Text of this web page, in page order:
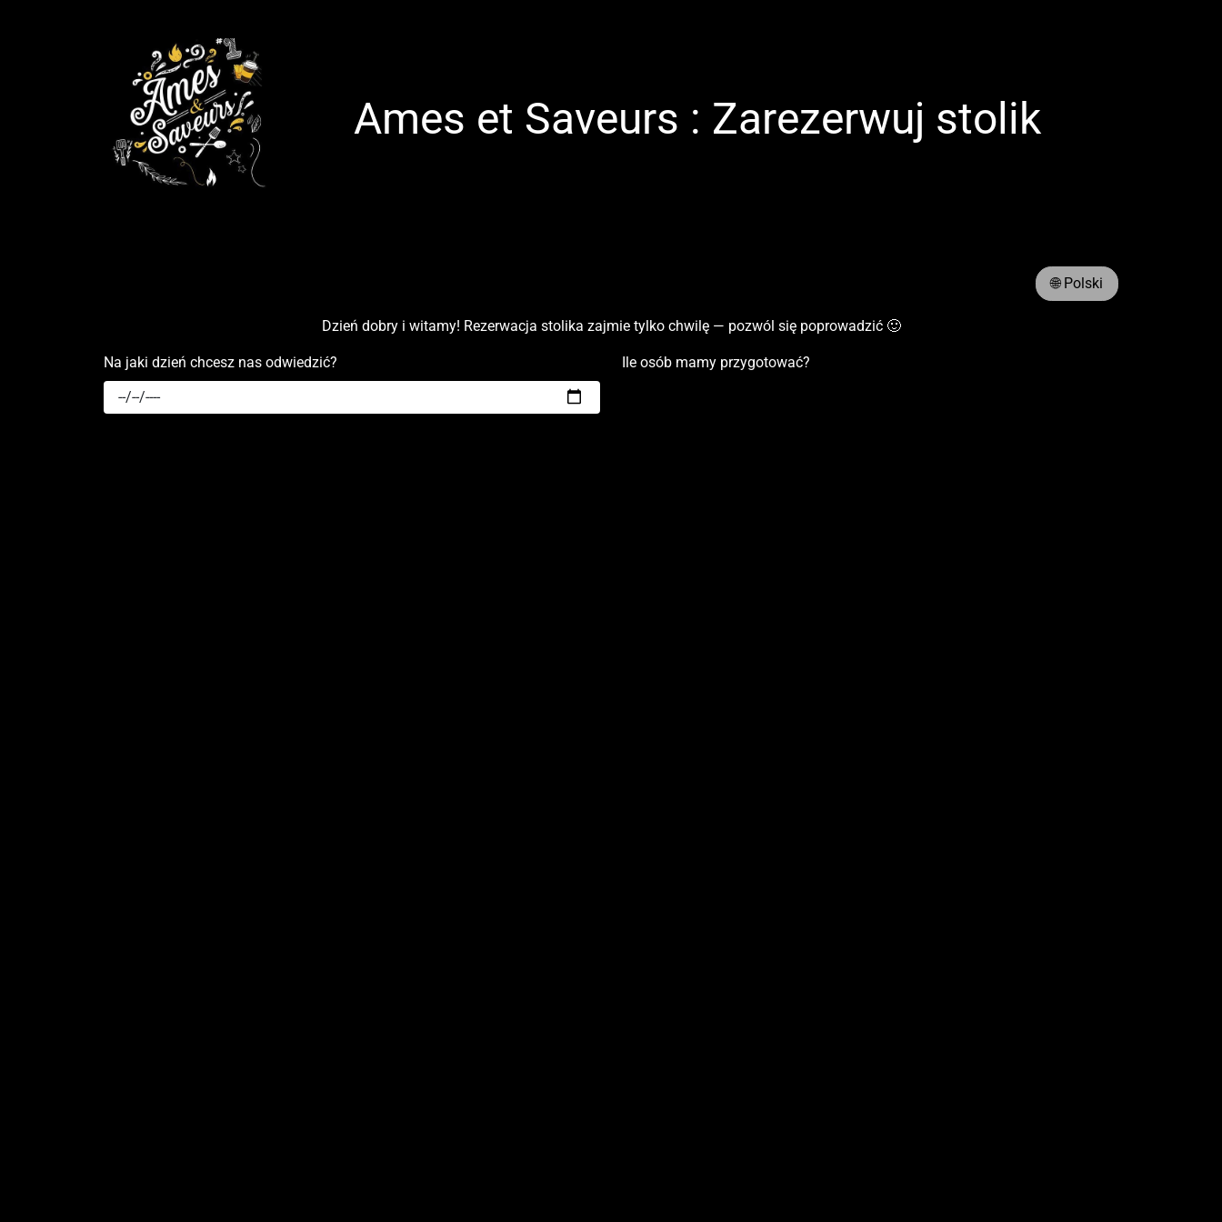
Ames et Saveurs : Zarezerwuj stolik
🌐 Polski
Dzień dobry i witamy! Rezerwacja stolika zajmie tylko chwilę — pozwól się poprowadzić 🙂
Na jaki dzień chcesz nas odwiedzić? Ile osób mamy przygotować?